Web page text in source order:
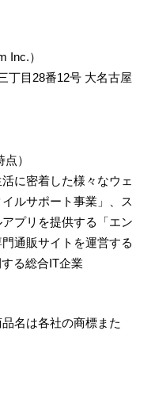
Inc.）
丁目28番12号 大名古屋
）
に密着した様々なウェ
ルサポート事業」、ス
プリを提供する「エン
通販サイトを運営する
る総合IT企業
名は各社の商標また